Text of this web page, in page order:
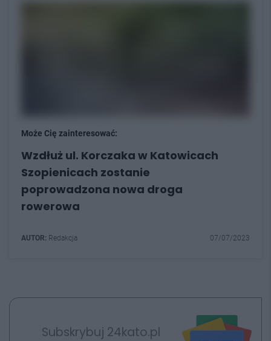
Może Cię zainteresować:
Wzdłuż ul. Korczaka w Katowicach
Szopienicach zostanie
poprowadzona nowa droga
rowerowa
AUTOR: Redakcja 07/07/2023
Subskrybuj 24kato.pl